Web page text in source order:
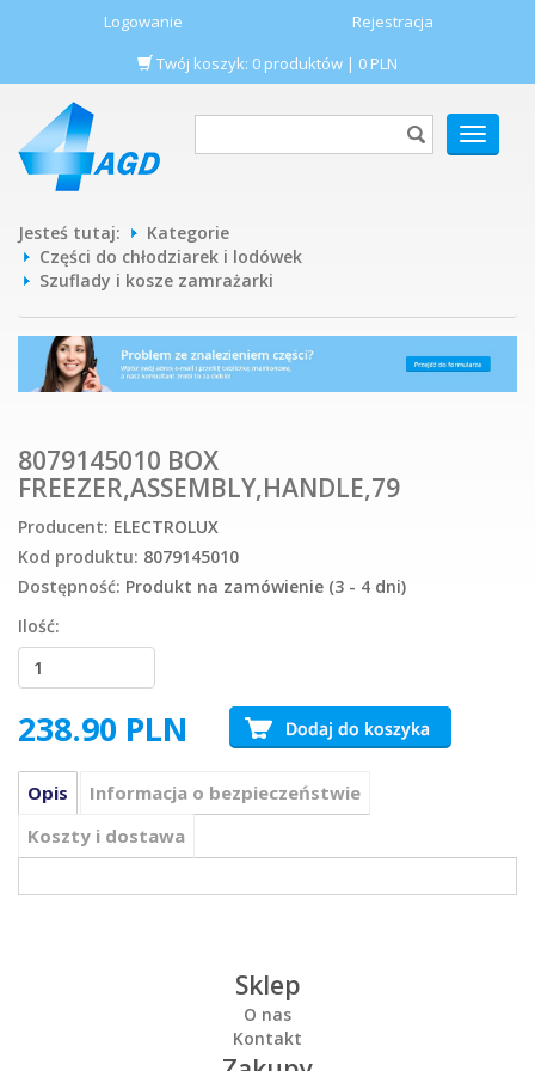
Logowanie
Rejestracja
Twój koszyk: 0 produktów | 0 PLN
POKAŻ
MENU
Jesteś tutaj:
Kategorie
Części do chłodziarek i lodówek
Szuflady i kosze zamrażarki
8079145010 BOX
FREEZER,ASSEMBLY,HANDLE,79
Producent: ELECTROLUX
Kod produktu: 8079145010
Dostępność: Produkt na zamówienie (3 - 4 dni)
Ilość:
238.90 PLN
Opis
Informacja o bezpieczeństwie
Koszty i dostawa
Sklep
O nas
Kontakt